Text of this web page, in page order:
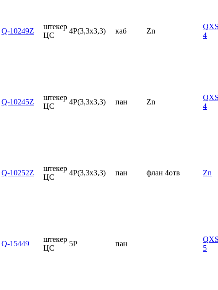
Q-10249Z
штекер
ЦС
4P(3,3x3,3) каб Zn
4
Q-10245Z
штекер
ЦС
4P(3,3x3,3) пан Zn
4
Q-10252Z
штекер
ЦС
4P(3,3x3,3) пан флан 4отв Zn
Q-15449
штекер
ЦС
5P пан
5